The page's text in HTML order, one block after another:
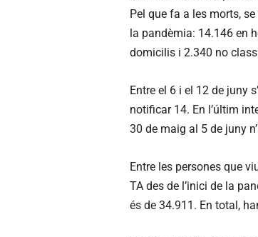
Pel que fa a les morts,
la pandèmia: 14.146 en
domicilis i 2.340 no
Entre el 6 i el 12 de juny
notificar 14. En l’últim
30 de maig al 5 de juny
Entre les persones que
TA des de l’inici de la
és de 34.911. En total,